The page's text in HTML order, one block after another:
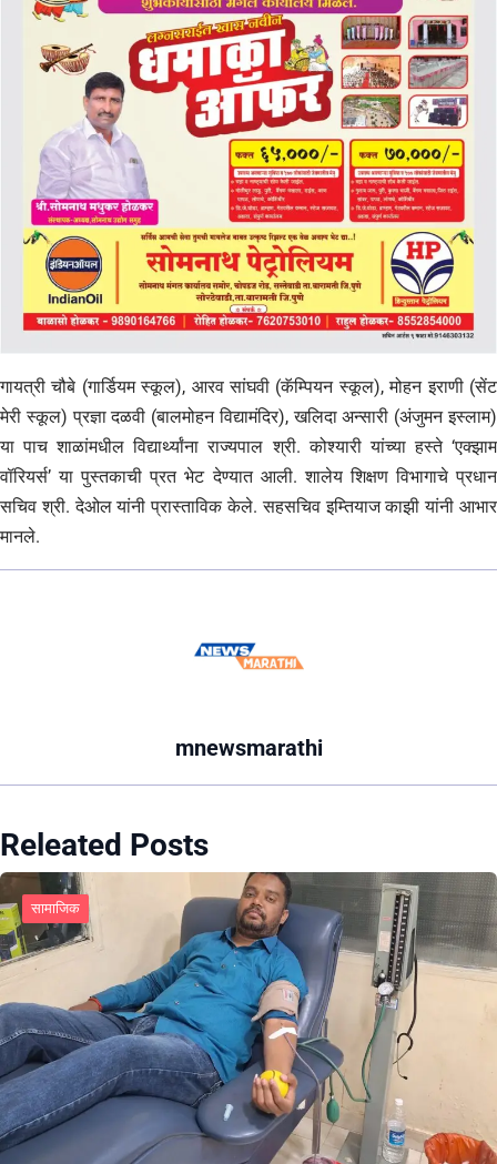
गायत्री चौबे (गार्डियम स्कूल), आरव सांघवी (कॅम्पियन स्कूल), मोहन इराणी (सेंट
मेरी स्कूल) प्रज्ञा दळवी (बालमोहन विद्यामंदिर), खलिदा अन्सारी (अंजुमन इस्लाम)
या पाच शाळांमधील विद्यार्थ्यांना राज्यपाल श्री. कोश्यारी यांच्या हस्ते ‘एक्झाम
वॉरियर्स’ या पुस्तकाची प्रत भेट देण्यात आली. शालेय शिक्षण विभागाचे प्रधान
सचिव श्री. देओल यांनी प्रास्ताविक केले. सहसचिव इम्तियाज काझी यांनी आभार
मानले.
mnewsmarathi
Releated Posts
सामाजिक